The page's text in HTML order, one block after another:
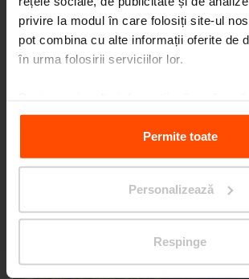
privire la modul în care folosiți site-ul
pot combina cu alte informații oferite de
în urma folosirii serviciilor lor.
vizitațiPrinciples Relating to the
Permite toate
Personalizează
Respinge
Seattle – Popup park